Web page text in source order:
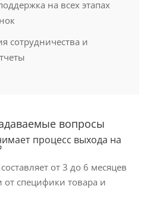
на всех этапах
сотрудничества и
вопросы
процесс выхода на
от 3 до 6 месяцев
от специфики товара и